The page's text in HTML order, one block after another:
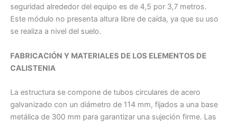
seguridad alrededor del equipo es de 4,5 por 3,7 metros.
Este módulo no presenta altura libre de caída, ya que su uso
se realiza a nivel del suelo.
FABRICACIÓN Y MATERIALES DE LOS ELEMENTOS DE
CALISTENIA
La estructura se compone de tubos circulares de acero
galvanizado con un diámetro de 114 mm, fijados a una base
metálica de 300 mm para garantizar una sujeción firme. Las